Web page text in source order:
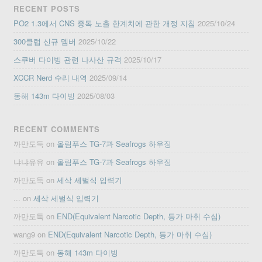
RECENT POSTS
PO2 1.3에서 CNS 중독 노출 한계치에 관한 개정 지침 2025/10/24
300클럽 신규 멤버 2025/10/22
스쿠버 다이빙 관련 나사산 규격 2025/10/17
XCCR Nerd 수리 내역 2025/09/14
동해 143m 다이빙 2025/08/03
RECENT COMMENTS
까만도둑 on 올림푸스 TG-7과 Seafrogs 하우징
냐냐유유 on 올림푸스 TG-7과 Seafrogs 하우징
까만도둑 on세삭 세벌식 입력기
... on세삭 세벌식 입력기
까만도둑 on END(Equivalent Narcotic Depth, 등가 마취 수심)
wang9 on END(Equivalent Narcotic Depth, 등가 마취 수심)
까만도둑 on 동해 143m 다이빙